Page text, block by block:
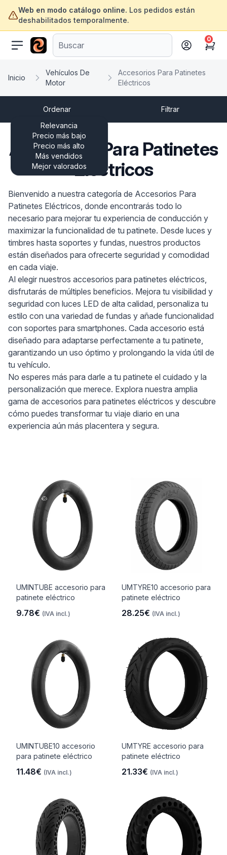
Web en modo catálogo online. Los pedidos están
deshabilitados temporalmente.
ofertasinformatica.com
Cart
0
Inicio
Vehículos De
Motor
Accesorios Para Patinetes
Eléctricos
Ordenar
Relevancia
Precio más bajo
Precio más alto
Más vendidos
Mejor valorados
Filtrar
Accesorios Para Patinetes
Eléctricos
Bienvenido a nuestra categoría de Accesorios Para
Patinetes Eléctricos, donde encontrarás todo lo
necesario para mejorar tu experiencia de conducción y
maximizar la funcionalidad de tu patinete. Desde luces y
timbres hasta soportes y fundas, nuestros productos
están diseñados para ofrecerte seguridad y comodidad
en cada viaje.
Al elegir nuestros accesorios para patinetes eléctricos,
disfrutarás de múltiples beneficios. Mejora tu visibilidad y
seguridad con luces LED de alta calidad, personaliza tu
estilo con una variedad de fundas y añade funcionalidad
con soportes para smartphones. Cada accesorio está
diseñado para adaptarse perfectamente a tu patinete,
garantizando un uso óptimo y prolongando la vida útil de
tu vehículo.
No esperes más para darle a tu patinete el cuidado y la
personalización que merece. Explora nuestra amplia
gama de accesorios para patinetes eléctricos y descubre
cómo puedes transformar tu viaje diario en una
experiencia aún más placentera y segura.
UMINTUBE accesorio para
patinete eléctrico
9.78€ (IVA incl.)
UMTYRE10 accesorio para
patinete eléctrico
28.25€ (IVA incl.)
UMINTUBE10 accesorio
para patinete eléctrico
11.48€ (IVA incl.)
UMTYRE accesorio para
patinete eléctrico
21.33€ (IVA incl.)